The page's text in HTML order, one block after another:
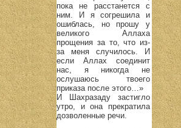
пока не расстанется с
ним. И я согрешила и
ошиблась, но прошу у
великого Аллаха
прощения за то, что из-
за меня случилось. И
если Аллах соединит
нас, я никогда не
ослушаюсь твоего
приказа после этого…»
И Шахразаду застигло
утро, и она прекратила
дозволенные речи.